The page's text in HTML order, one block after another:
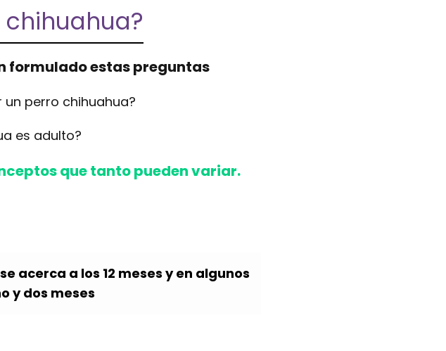
formulado estas preguntas
perro chihuahua?
es adulto?
que tanto pueden variar.
acerca a los 12 meses y en algunos
y dos meses